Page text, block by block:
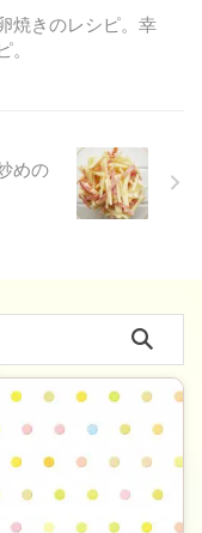
焼きのレシピ。幸
めの